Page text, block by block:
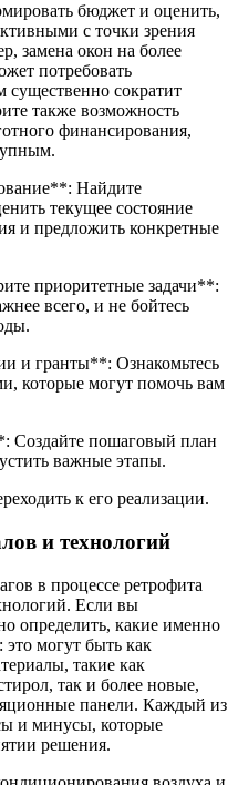
бюджет и оценить,
с точки зрения
замена окон на более
потребовать
существенно сократит
также возможность
финансирования,
Найдите
текущее состояние
и предложить конкретные
приоритетные задачи**:
всего, и не бойтесь
и гранты**: Ознакомьтесь
которые могут помочь вам
Создайте пошаговый план
важные этапы.
к его реализации.
и технологий
в процессе ретрофита
Если вы
определить, какие именно
это могут быть как
такие как
так и более новые,
панели. Каждый из
и минусы, которые
решения.